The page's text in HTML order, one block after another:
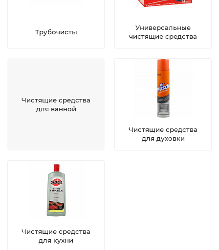
Трубочисты
Универсальные
чистящие средства
Чистящие средства
для ванной
Чистящие средства
для духовки
Чистящие средства
для кухни